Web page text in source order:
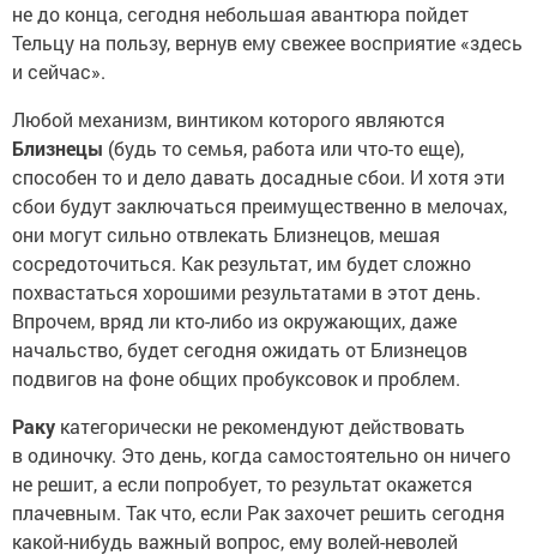
не до конца, сегодня небольшая авантюра пойдет
Тельцу на пользу, вернув ему свежее восприятие «здесь
и сейчас».
Любой механизм, винтиком которого являются
Близнецы (будь то семья, работа или что-то еще),
способен то и дело давать досадные сбои. И хотя эти
сбои будут заключаться преимущественно в мелочах,
они могут сильно отвлекать Близнецов, мешая
сосредоточиться. Как результат, им будет сложно
похвастаться хорошими результатами в этот день.
Впрочем, вряд ли кто-либо из окружающих, даже
начальство, будет сегодня ожидать от Близнецов
подвигов на фоне общих пробуксовок и проблем.
Раку категорически не рекомендуют действовать
в одиночку. Это день, когда самостоятельно он ничего
не решит, а если попробует, то результат окажется
плачевным. Так что, если Рак захочет решить сегодня
какой-нибудь важный вопрос, ему волей-неволей